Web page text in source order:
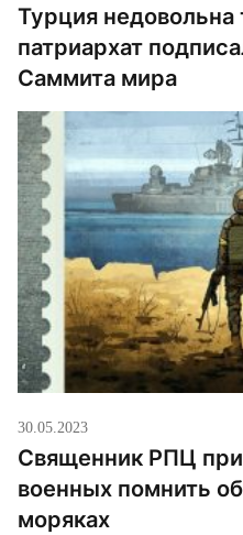
Турция недовольна
патриархат
Саммита мира
30.05.2023
Священник РПЦ
военных помнить
моряках